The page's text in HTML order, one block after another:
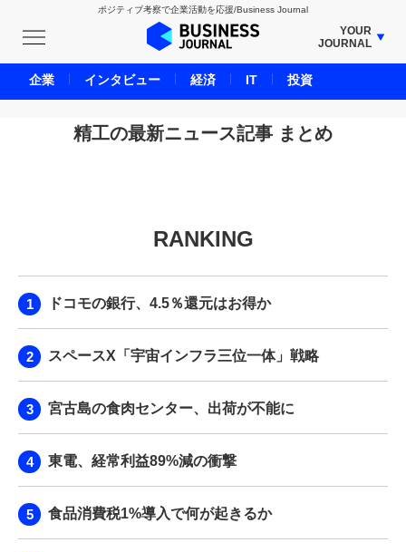
ポジティブ考察で企業活動を応援/Business Journal
YOUR
JOURNAL
BUSINESS JOURNAL
UNICORN JOURNAL
CARBON CREDITS JOURNAL
LIFE ENDING JOURNAL
BPaaS JOURNAL
精工の最新ニュース記事 まとめ
RANKING
ドコモの銀行、4.5％還元はお得か
スペースX「宇宙インフラ三位一体」戦略
宮古島の食肉センター、出荷が不能に
東電、経常利益89%減の衝撃
食品消費税1%導入で何が起きるか
企業 インタビュー 経済 IT 投資